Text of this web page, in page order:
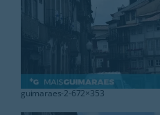
guimaraes-2-672×353